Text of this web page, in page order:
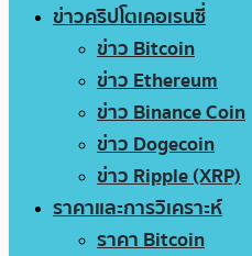
ข่าวคริปโตเคอเรนซี่
ข่าว Bitcoin
ข่าว Ethereum
ข่าว Binance Coin
ข่าว Dogecoin
ข่าว Ripple (XRP)
ราคาและการวิเคราะห์
ราคา Bitcoin